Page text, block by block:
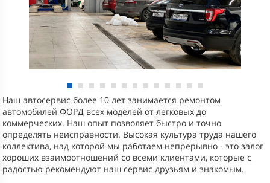
Наш автосервис более 10 лет занимается ремонтом
автомобилей ФОРД всех моделей от легковых до
коммерческих. Наш опыт позволяет быстро и точно
определять неисправности. Высокая культура труда нашего
коллектива, над которой мы работаем непрерывно - это залог
хороших взаимоотношений со всеми клиентами, которые с
радостью рекомендуют наш сервис друзьям и знакомым.